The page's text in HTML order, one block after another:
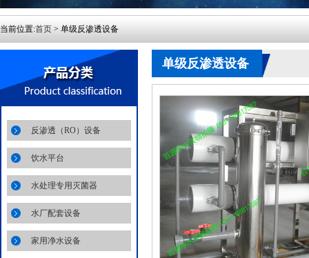
当前位置:首页 > 单级反渗透设备
反渗透（RO）设备
饮水平台
水处理专用灭菌器
水厂配套设备
家用净水设备
单级反渗透设备